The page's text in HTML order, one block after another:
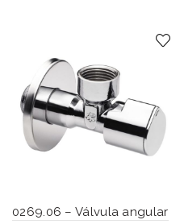
0269.06 – Válvula angular